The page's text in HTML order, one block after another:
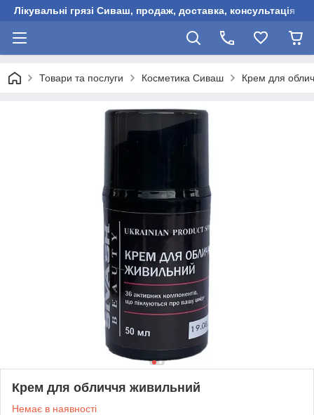
Лікувальні грязі Сиваш, продаж, доставка, консультація
Товари та послуги Косметика Сиваш Крем для
Крем для обличчя живильний
Немає в наявності